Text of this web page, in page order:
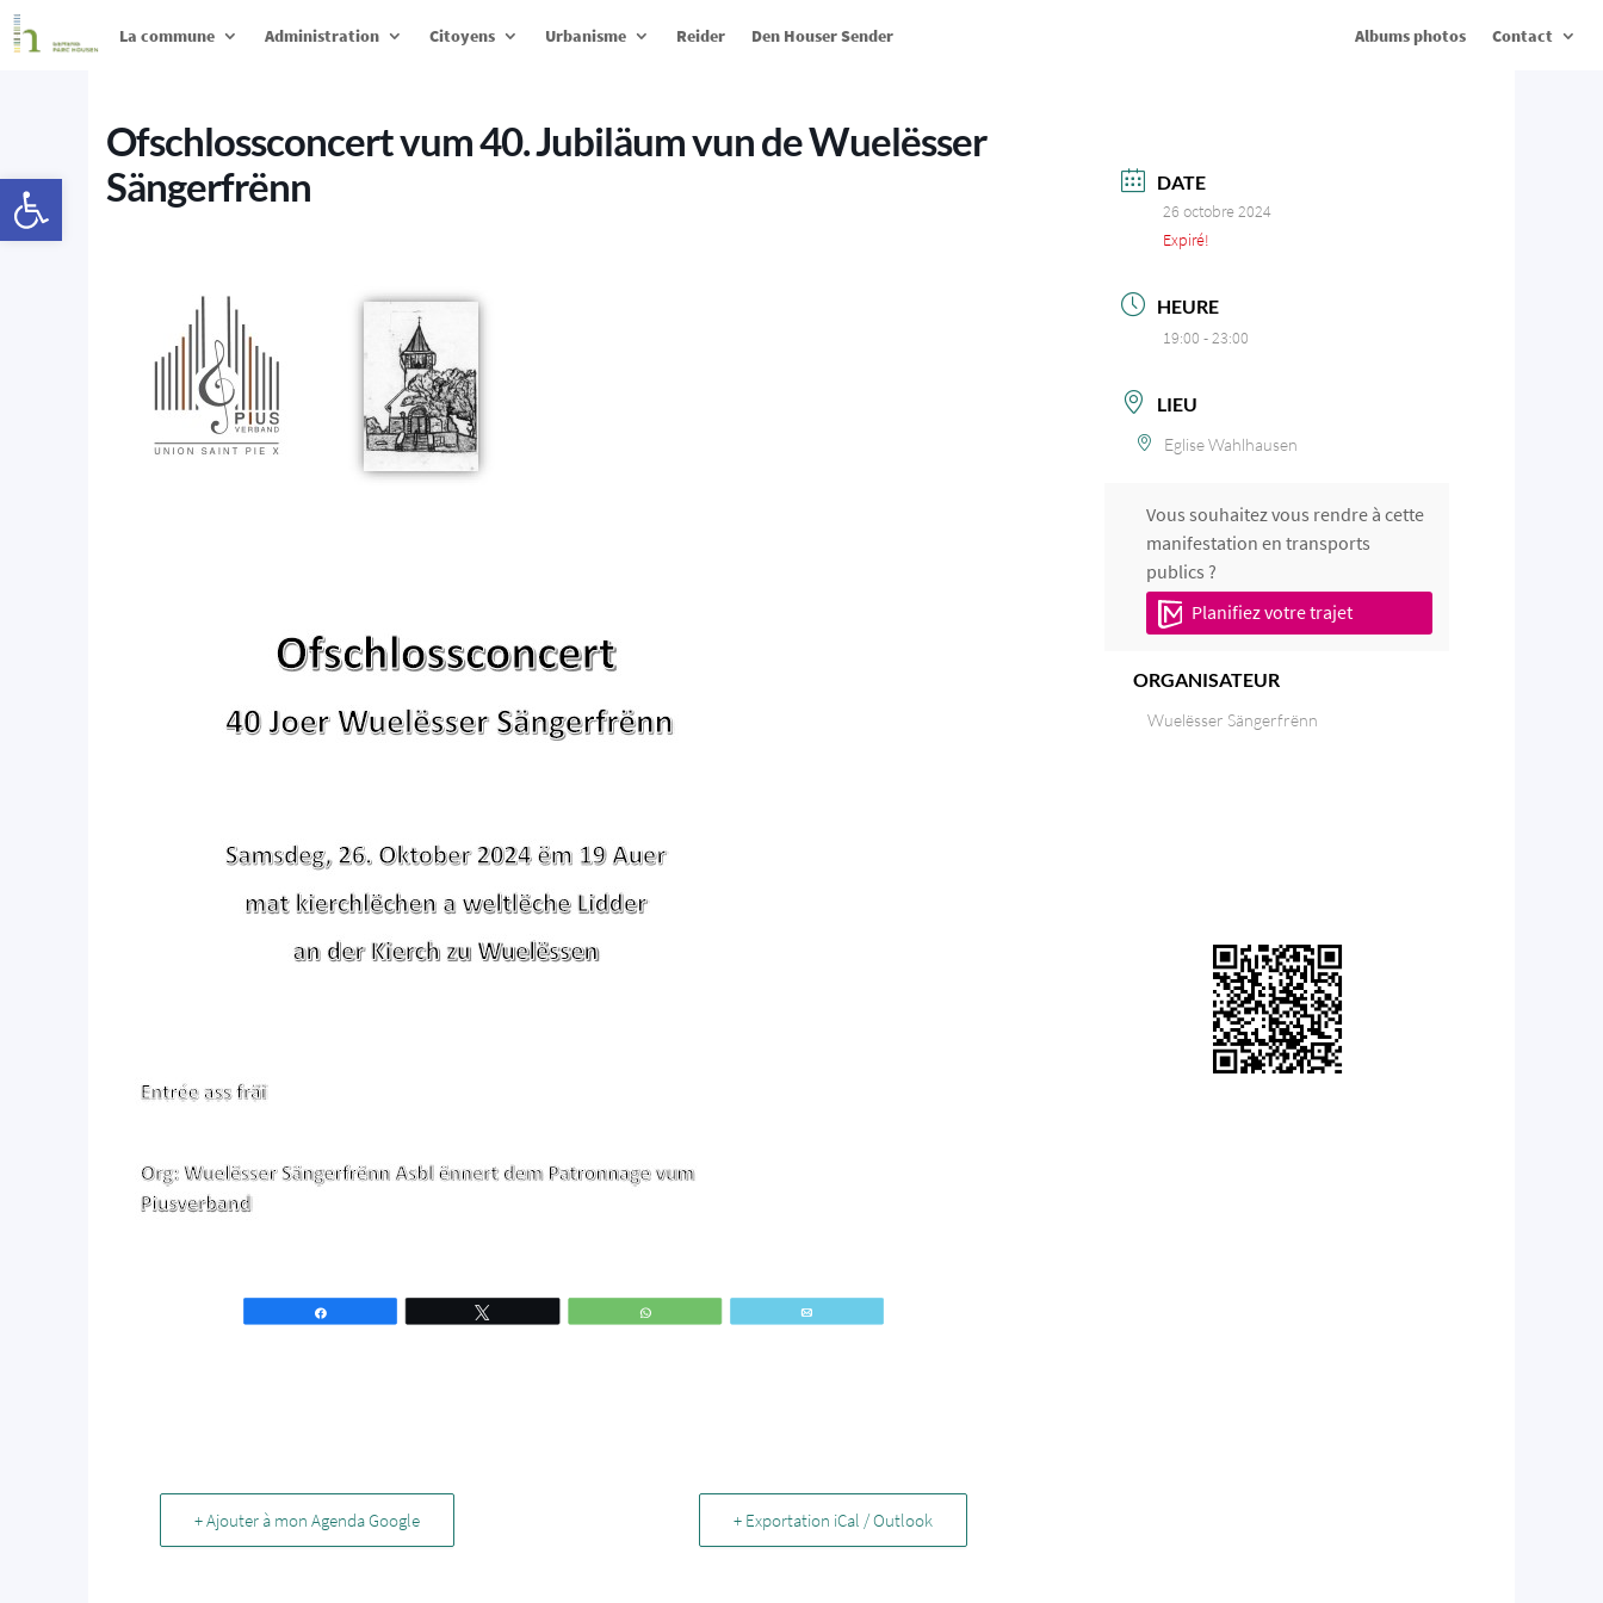
La commune Administration Citoyens Urbanisme Reider Den Houser Sender Albums photos Contact
Ofschlossconcert vum 40. Jubiläum vun de Wuelësser
Sängerfrënn
+ Ajouter à mon Agenda Google + Exportation iCal / Outlook
DATE
26 octobre 2024
Expiré!
HEURE
19:00 - 23:00
LIEU
Eglise Wahlhausen
Vous souhaitez vous rendre à cette
manifestation en transports
publics ?
Planifiez votre trajet
ORGANISATEUR
Wuelësser Sängerfrënn
Ouvrir la barre d’outils